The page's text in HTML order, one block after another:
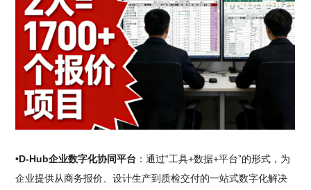
•D-Hub企业数字化协同平台 ：通过“工具+数据+平台”的形式，为
企业提供从商务报价、设计生产到质检交付的一站式数字化解决